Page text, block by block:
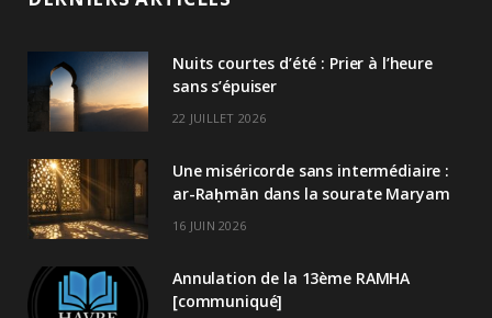
Nuits courtes d’été : Prier à l’heure
sans s’épuiser
22 JUILLET 2026
Une miséricorde sans intermédiaire :
ar-Raḥmān dans la sourate Maryam
16 JUIN 2026
Annulation de la 13ème RAMHA
[communiqué]